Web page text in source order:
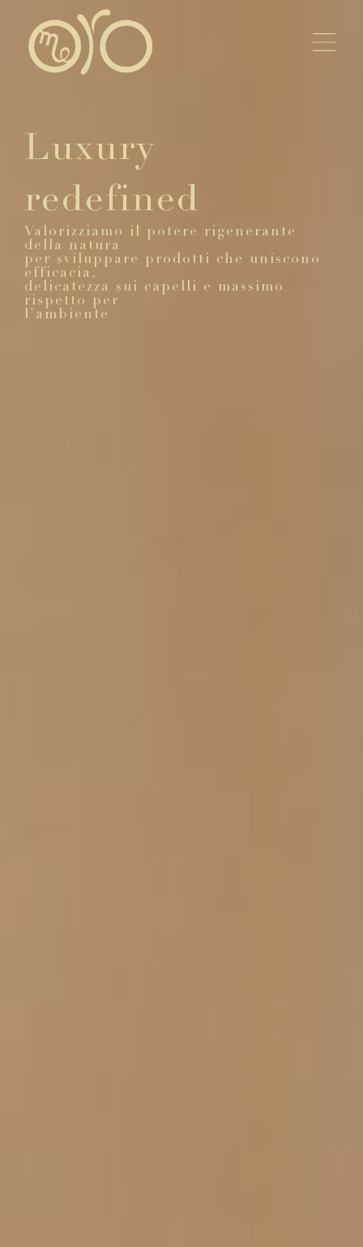
CONTENUTO
Luxury
redefined
Valorizziamo il potere rigenerante
della natura
per sviluppare prodotti che uniscono
efficacia,
delicatezza sui capelli e massimo
rispetto per
l’ambiente